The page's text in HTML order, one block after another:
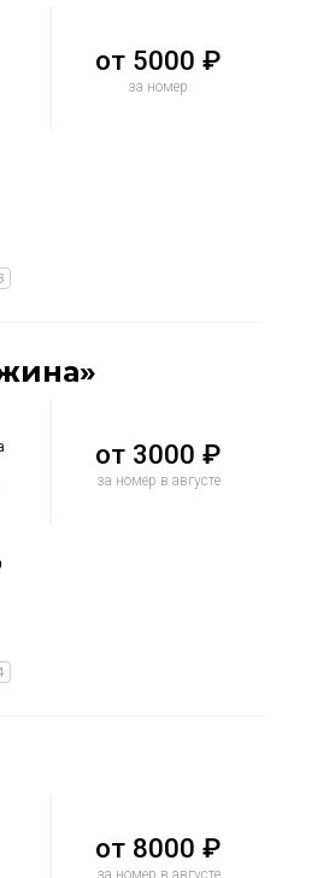
от 5000 ₽
за номер
от 3000 ₽
за номер в августе
от 8000 ₽
за номер в августе